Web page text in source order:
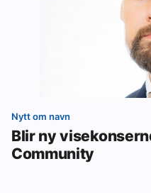
Nytt om navn
Blir ny
Community